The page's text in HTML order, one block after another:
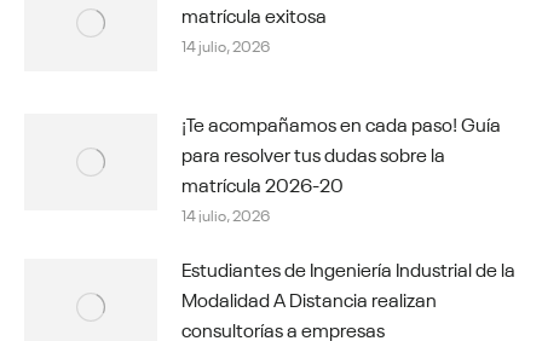
matrícula exitosa
14 julio, 2026
¡Te acompañamos en cada paso! Guía
para resolver tus dudas sobre la
matrícula 2026-20
14 julio, 2026
Estudiantes de Ingeniería Industrial de la
Modalidad A Distancia realizan
consultorías a empresas